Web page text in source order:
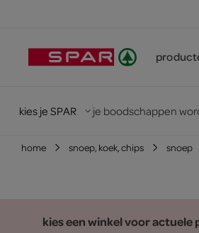
kies je SPAR je boodschappen
home snoep, koek, chips snoep
kies een winkel voor